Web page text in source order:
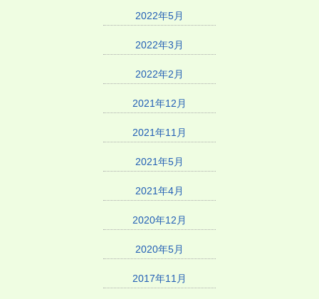
2022年5月
2022年3月
2022年2月
2021年12月
2021年11月
2021年5月
2021年4月
2020年12月
2020年5月
2017年11月